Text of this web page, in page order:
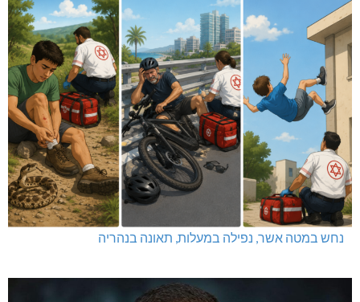
נחש במטה אשר, נפילה במעלות, תאונה בנהריה